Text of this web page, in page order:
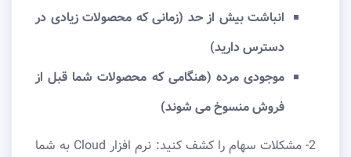
انباشت بیش از حد (زمانی که محصولات زیادی در
دسترس دارید)
موجودی مرده (هنگامی که محصولات شما قبل از
فروش منسوخ می شوند)
2- مشکلات سهام را کشف کنید: نرم افزار Cloud به شما